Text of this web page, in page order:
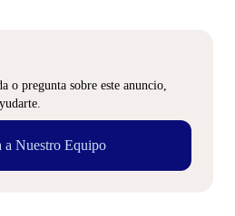
o pregunta sobre este anuncio,
a Nuestro Equipo